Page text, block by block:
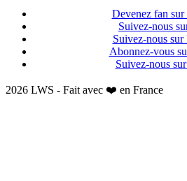
Devenez fan sur
Suivez-nous
Suivez-nous sur
Abonnez-vous
Suivez-nous
2026 LWS - Fait avec ❤️ en France